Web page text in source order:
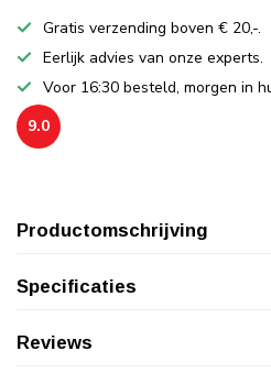
Gratis verzending boven € 20,-.
Eerlijk advies van onze experts.
Voor 16:30 besteld, morgen in
9.0
Productomschrijving
Specificaties
Reviews